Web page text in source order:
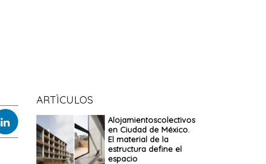
ARTÌCULOS
Alojamientoscolectivos
en Ciudad de México.
El material de la
estructura define el
espacio